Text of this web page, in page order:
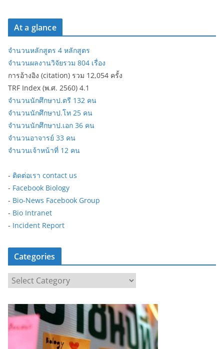
At a glance
จำนวนหลักสูตร 4 หลักสูตร
จำนวนผลงานวิจัยรวม 804 เรื่อง
การอ้างอิง (citation) รวม 12,054 ครั้ง
TRF Index (พ.ศ. 2560) 4.1
จำนวนนักศึกษาป.ตรี 132 คน
จำนวนนักศึกษาป.โท 25 คน
จำนวนนักศึกษาป.เอก 36 คน
จำนวนอาจารย์ 33 คน
จำนวนเจ้าหน้าที่ 12 คน
- ติดต่อเรา contact us
- Facebook Biology
- Bio-News Facebook Group
- Bio Intranet
- Incident Report
Categories
t
e
g